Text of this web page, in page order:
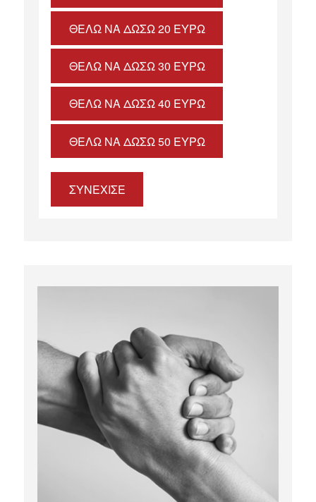
ΘΈΛΩ ΝΑ ΔΏΣΩ 20 ΕΥΡΏ
ΘΈΛΩ ΝΑ ΔΏΣΩ 30 ΕΥΡΏ
ΘΈΛΩ ΝΑ ΔΏΣΩ 40 ΕΥΡΏ
ΘΈΛΩ ΝΑ ΔΏΣΩ 50 ΕΥΡΏ
ΣΥΝΕΧΙΣΕ